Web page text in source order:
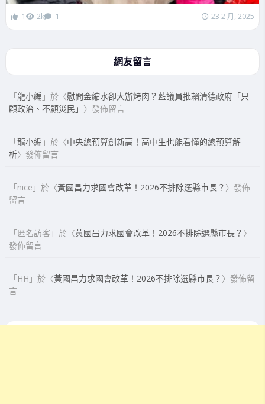
1 2k 1 23 2 月, 2025
網友留言
「龍小編 」於〈慰問金縮水卻大辦烤肉？藍議員批賴清德政府「只
顧政治、不顧災民」 〉發佈留言
「龍小編 」於〈中央總預算創新高！高中生也能看懂的總預算解
析〉發佈留言
「nice 」於〈黃國昌力求國會改革！2026不排除選縣市長？ 〉發佈
留言
「匿名訪客 」於〈黃國昌力求國會改革！2026不排除選縣市長？ 〉
發佈留言
「HH 」於〈黃國昌力求國會改革！2026不排除選縣市長？ 〉發佈留
言